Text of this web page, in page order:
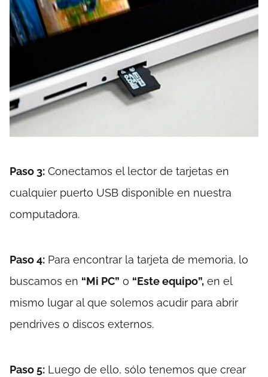
Paso 3: Conectamos el lector de tarjetas en
cualquier puerto USB disponible en nuestra
computadora.
Paso 4: Para encontrar la tarjeta de memoria, lo
buscamos en “Mi PC” o “Este equipo”, en el
mismo lugar al que solemos acudir para abrir
pendrives o discos externos.
Paso 5: Luego de ello, sólo tenemos que crear